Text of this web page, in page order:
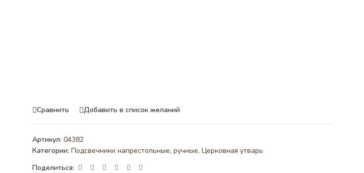
Сравнить Добавить в список желаний
Артикул: 04382
Категории: Подсвечники напрестольные, ручные, Церковная утварь
Поделиться: